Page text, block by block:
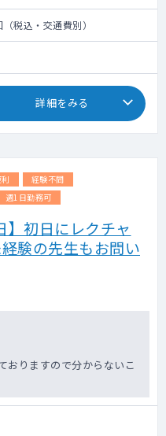
税込・交通費別）
詳細をみる
経験不問
週1日勤務可
】初日にレクチャ
験の先生もお問い
おりますので分からないこ